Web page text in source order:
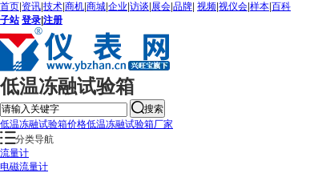
首页 资讯 技术 商机 商城 企业 访谈 展会 品牌 视频 视仪会 样本 百科
子站 登录 注册
低温冻融试验箱
搜索
低温冻融试验箱价格低温冻融试验箱厂家
分类导航
流量计
电磁流量计